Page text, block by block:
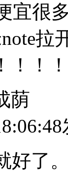
宜很
拉
！！！
荫
好了